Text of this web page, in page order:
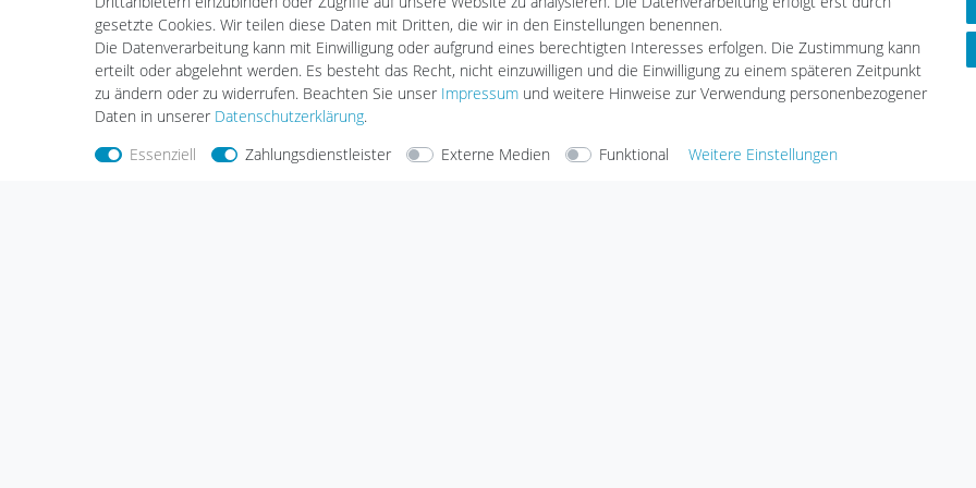
Standard Einbauleuchten
Standard Aufbauleuchten
Serie Webspace
Scheinwerfer & Messebeleuchtung
Hallenleuchten
Standard Leuchtmittel
LED Leuchtmittel
Fortimo LED
Vorschaltgeräte
Zubehör
Informationen
Zahlungsarten
Versandarten & -kosten
Umwelt & Entsorgung
Nehmen SieKontakt mit uns auf Zahlungsarten Versandarten
gesetzte Cookies. Wir teilen diese Daten mit Dritten, die wir in den Einstellungen benennen.
Die Datenverarbeitung kann mit Einwilligung oder aufgrund eines berechtigten Interesses erfolgen. Die Zustimmung kann
erteilt oder abgelehnt werden. Es besteht das Recht, nicht einzuwilligen und die Einwilligung zu einem späteren Zeitpunkt
zu ändern oder zu widerrufen. Beachten Sie unser Impressum und weitere Hinweise zur Verwendung personenbezogener
Daten in unserer Daten­schutz­erklärung.
Essenziell
Zahlungsdienstleister Externe Medien Funktional Weitere Einstellungen